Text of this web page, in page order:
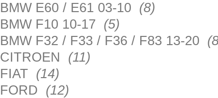
BMW E60 / E61 03-10 (8)
BMW F10 10-17 (5)
BMW F32 / F33 / F36 / F83 13-20
CITROEN (11)
FIAT (14)
FORD (12)